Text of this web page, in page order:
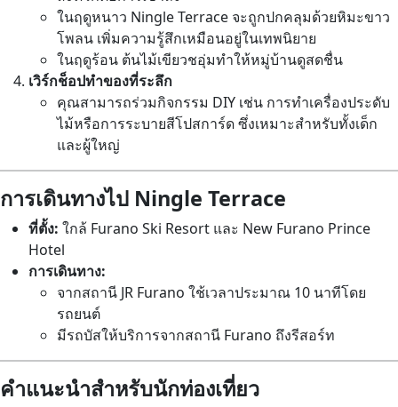
ในฤดูหนาว Ningle Terrace จะถูกปกคลุมด้วยหิมะขาว
โพลน เพิ่มความรู้สึกเหมือนอยู่ในเทพนิยาย
ในฤดูร้อน ต้นไม้เขียวชอุ่มทำให้หมู่บ้านดูสดชื่น
เวิร์กช็อปทำของที่ระลึก
คุณสามารถร่วมกิจกรรม DIY เช่น การทำเครื่องประดับ
ไม้หรือการระบายสีโปสการ์ด ซึ่งเหมาะสำหรับทั้งเด็ก
และผู้ใหญ่
การเดินทางไป Ningle Terrace
ที่ตั้ง: ใกล้ Furano Ski Resort และ New Furano Prince
Hotel
การเดินทาง:
จากสถานี JR Furano ใช้เวลาประมาณ 10 นาทีโดย
รถยนต์
มีรถบัสให้บริการจากสถานี Furano ถึงรีสอร์ท
คำแนะนำสำหรับนักท่องเที่ยว